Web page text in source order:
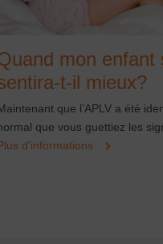
mon enfant
t-il mieux?
que l’APLV a été
que vous guettiez les
d'informations